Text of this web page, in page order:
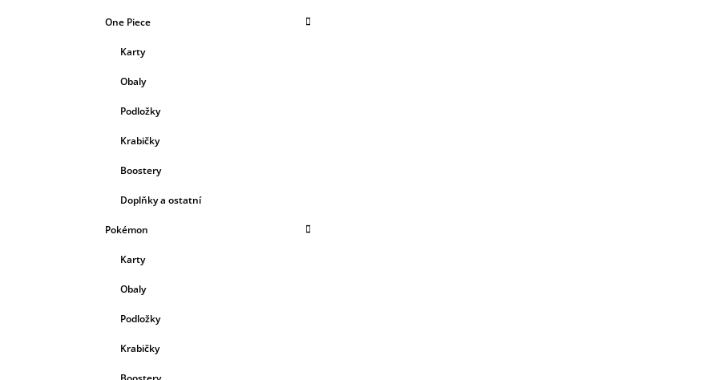
One Piece
Karty
Obaly
Podložky
Krabičky
Boostery
Doplňky a ostatní
Pokémon
Karty
Obaly
Podložky
Krabičky